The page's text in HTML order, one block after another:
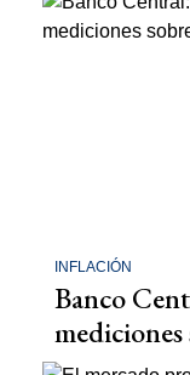
INFLACIÓN
Banco